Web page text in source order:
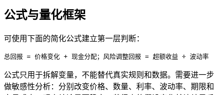
公式与量化框架
可使用下面的简化公式建立第一层判断：
总回报 = 价格变化 + 现金分配；风险调整回报 = 超额收益 ÷ 波动率
公式只用于拆解变量，不能替代真实规则和数据。需要进一步
做敏感性分析：分别改变价格、数量、利率、波动率、期限和